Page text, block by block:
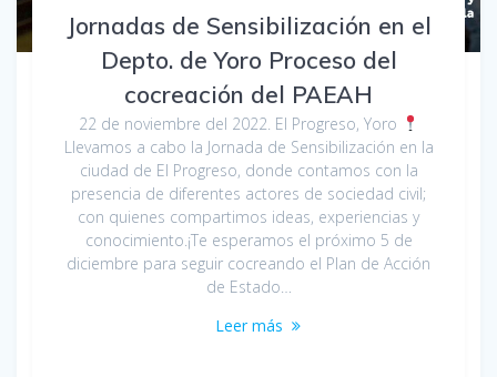
Jornadas de Sensibilización en el
Depto. de Yoro Proceso del
cocreación del PAEAH
22 de noviembre del 2022. El Progreso, Yoro
Llevamos a cabo la Jornada de Sensibilización en la
ciudad de El Progreso, donde contamos con la
presencia de diferentes actores de sociedad civil;
con quienes compartimos ideas, experiencias y
conocimiento.¡Te esperamos el próximo 5 de
diciembre para seguir cocreando el Plan de Acción
de Estado…
Leer más